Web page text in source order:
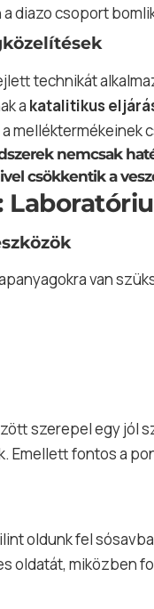
diazo csoport
technikát
a katalitikus
melléktermékeinek
nemcsak
csökkentik a
van
szerepel egy jól
Emellett fontos a
oldunk fel
oldatát, miközben